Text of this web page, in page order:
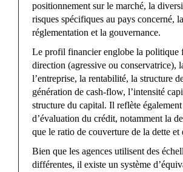
positionnement sur le marché, la
risques spécifiques au pays concerné, la
réglementation et la gouvernance.
Le profil financier englobe la politique
direction (agressive ou conservatrice),
l’entreprise, la rentabilité, la structure
génération de cash-flow, l’intensité
structure du capital. Il reflète également
d’évaluation du crédit, notamment la
que le ratio de couverture de la dette et
Bien que les agences utilisent des
différentes, il existe un système